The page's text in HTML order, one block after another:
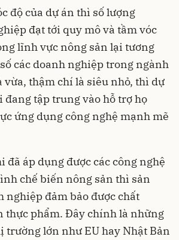
độ của dự án thì số lượng
đạt tới quy mô và tầm vóc
lĩnh vực nông sản lại tương
các doanh nghiệp trong ngành
vừa, thậm chí là siêu nhỏ, thì dự
đang tập trung vào hỗ trợ họ
ứng dụng công nghệ mạnh mẽ
đã áp dụng được các công nghệ
chế biến nông sản thì sản
nghiệp đảm bảo được chất
thực phẩm. Đây chính là những
trường lớn như EU hay Nhật Bản